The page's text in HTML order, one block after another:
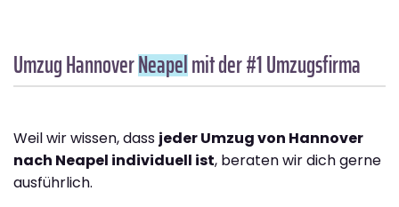
Umzug HannoverNeapelmit der #1 Umzugsfirma
Weil wir wissen, dass jeder Umzug von Hannover
nach Neapel individuell ist, beraten wir dich gerne
ausführlich.